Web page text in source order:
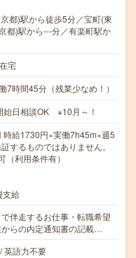
都)駅から徒歩5分／宝町(東
都)駅から---分／有楽町駅か
宅
時間45分（残業少なめ！）
日相談OK ※10月～！
給1730円×実働7h45m×週5
するものではありません。
利用条件有）
支給
伴走するお仕事・転職希望
らの内定通知書の記載…
英語力不要